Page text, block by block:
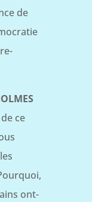
de
ce
ont-